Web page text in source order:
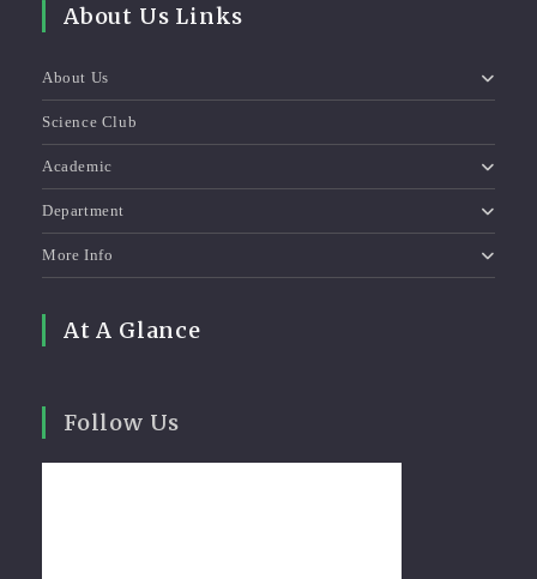
About Us Links
About Us
Science Club
Academic
Department
More Info
At A Glance
Follow Us